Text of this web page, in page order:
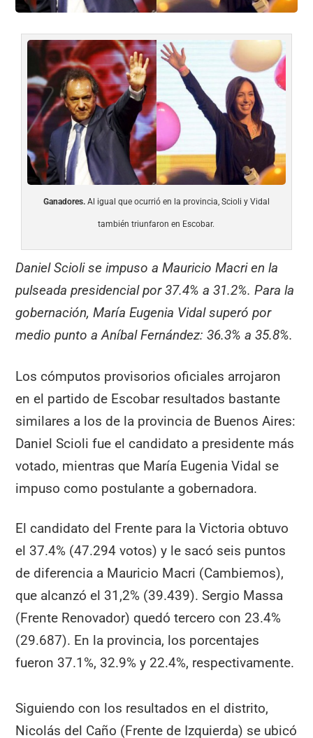
Ganadores.Al igual que ocurrió en la provincia, Scioli y Vidal
también triunfaron en Escobar.
Daniel Scioli se impuso a Mauricio Macri en la
pulseada presidencial por 37.4% a 31.2%. Para la
gobernación, María Eugenia Vidal superó por
medio punto a Aníbal Fernández: 36.3% a 35.8%.
Los cómputos provisorios oficiales arrojaron
en el partido de Escobar resultados bastante
similares a los de la provincia de Buenos Aires:
Daniel Scioli fue el candidato a presidente más
votado, mientras que María Eugenia Vidal se
impuso como postulante a gobernadora.
El candidato del Frente para la Victoria obtuvo
el 37.4% (47.294 votos) y le sacó seis puntos
de diferencia a Mauricio Macri (Cambiemos),
que alcanzó el 31,2% (39.439). Sergio Massa
(Frente Renovador) quedó tercero con 23.4%
(29.687). En la provincia, los porcentajes
fueron 37.1%, 32.9% y 22.4%, respectivamente.
Siguiendo con los resultados en el distrito,
Nicolás del Caño (Frente de Izquierda) se ubicó